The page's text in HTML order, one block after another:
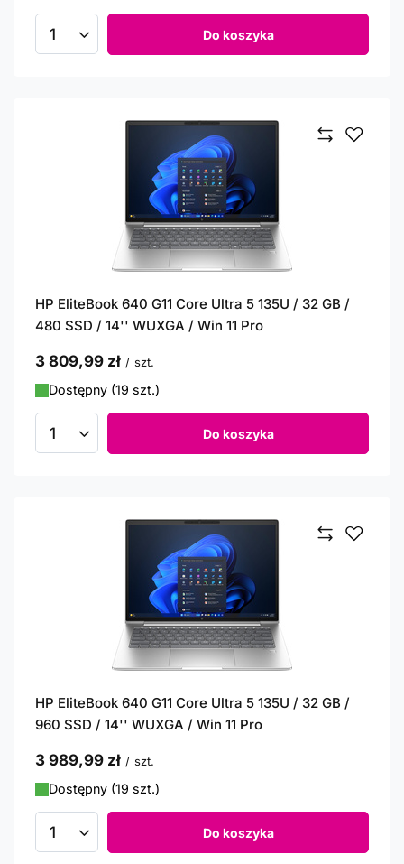
Ilość produktów Do koszyka
HP EliteBook 640 G11 Core Ultra 5 135U / 32 GB /
480 SSD / 14'' WUXGA / Win 11 Pro
3 809,99 zł / szt.
Dostępny (19 szt.)
Ilość produktów Do koszyka
HP EliteBook 640 G11 Core Ultra 5 135U / 32 GB /
960 SSD / 14'' WUXGA / Win 11 Pro
3 989,99 zł / szt.
Dostępny (19 szt.)
Ilość produktów Do koszyka